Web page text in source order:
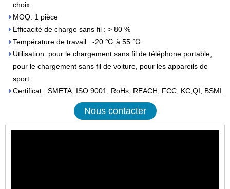
choix
MOQ: 1 pièce
Efficacité de charge sans fil : > 80 %
Température de travail : -20 ℃ à 55 ℃
Utilisation: pour le chargement sans fil de téléphone portable,
pour le chargement sans fil de voiture, pour les appareils de
sport
Certificat : SMETA, ISO 9001, RoHs, REACH, FCC, KC,QI, BSMI.
Nous contacter